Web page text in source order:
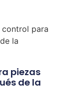
para
la
piezas
de la